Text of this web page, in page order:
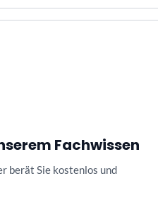
Fachwissen
berät Sie kostenlos und